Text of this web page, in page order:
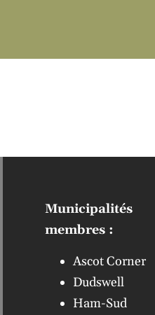
Municipalités
membres :
Ascot Corner
Dudswell
Ham-Sud